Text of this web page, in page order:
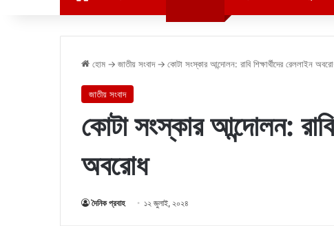
হোম → জাতীয় সংবাদ → কোটা সংস্কার আন্দোলন: রাবি শিক্ষার্থীদের রেললাইন
জাতীয় সংবাদ
কোটা সংস্কার আন্দোলন: রাবি
অবরোধ
দৈনিক প্রবাহ ১২ জুলাই, ২০২৪